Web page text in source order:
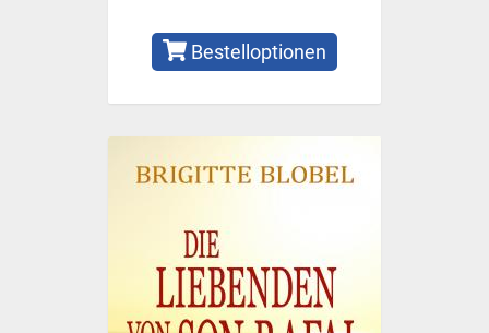
Bestelloptionen